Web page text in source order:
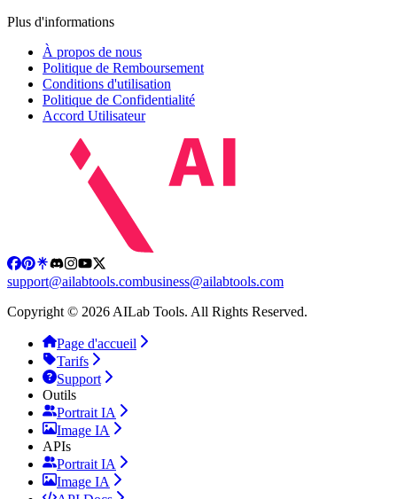
Plus d'informations
À propos de nous
Politique de Remboursement
Conditions d'utilisation
Politique de Confidentialité
Accord Utilisateur
support@ailabtools.combusiness@ailabtools.com
Copyright © 2026 AILab Tools. All Rights Reserved.
Page d'accueil
Tarifs
Support
Outils
Portrait IA
Image IA
APIs
Portrait IA
Image IA